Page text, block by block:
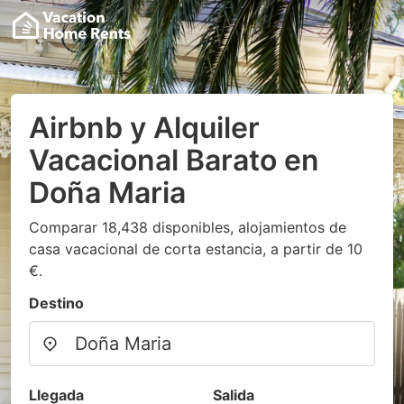
Airbnb y Alquiler
Vacacional Barato en
Doña Maria
Comparar 18,438 disponibles, alojamientos de
casa vacacional de corta estancia, a partir de 10
€.
Destino
Llegada Salida